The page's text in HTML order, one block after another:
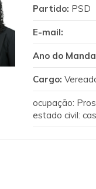
Partido: PSD
E-mail:
Ano do
Cargo:
ocupação:
estado civil: